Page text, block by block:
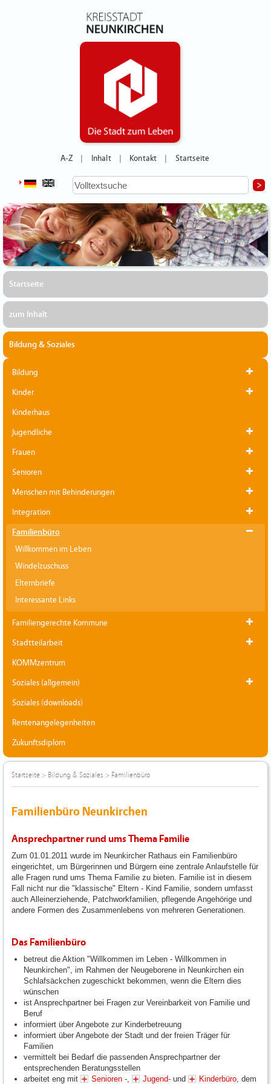
A-Z Inhalt Kontakt Startseite
Startseite
zum Inhalt
Bildung & Soziales
Bildung
Kinder
Kinderhaus
Jugendliche
Frauen
Senioren
Menschen mit Behinderungen
Integration
Familienbüro
Willkommen im Leben
Windelzuschuss
Elternbriefe
Interessante Links
Familiengerechte Kommune
Stadtteilarbeit
KOMMzentrum
Soziales (allgemein)
Soziales (downloads)
Rentenangelegenheiten
Zukunftsdiplom
Startseite > Bildung & Soziales > Familienbüro
Familienbüro Neunkirchen
Ansprechpartner rund ums Thema Familie
Zum 01.01.2011 wurde im Neunkircher Rathaus ein Familienbüro
eingerichtet, um Bürgerinnen und Bürgern eine zentrale Anlaufstelle für
alle Fragen rund ums Thema Familie zu bieten. Familie ist in diesem
Fall nicht nur die "klassische" Eltern - Kind Familie, sondern umfasst
auch Alleinerziehende, Patchworkfamilien, pflegende Angehörige und
andere Formen des Zusammenlebens von mehreren Generationen.
Das Familienbüro
betreut die Aktion "Willkommen im Leben - Willkommen in
Neunkirchen", im Rahmen der Neugeborene in Neunkirchen ein
Schlafsäckchen zugeschickt bekommen, wenn die Eltern dies
wünschen
ist Ansprechpartner bei Fragen zur Vereinbarkeit von Familie und
Beruf
informiert über Angebote zur Kinderbetreuung
informiert über Angebote der Stadt und der freien Träger für
Familien
vermittelt bei Bedarf die passenden Ansprechpartner der
entsprechenden Beratungsstellen
arbeitet eng mit
Senioren -, Jugend- und Kinderbüro , dem